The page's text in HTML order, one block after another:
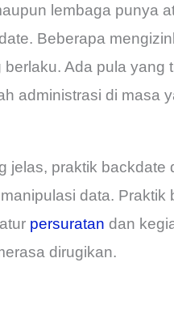
lembaga punya
Beberapa
Ada pula yang
administrasi di masa
jelas, praktik backdate
data.
persuratan dan
dirugikan.